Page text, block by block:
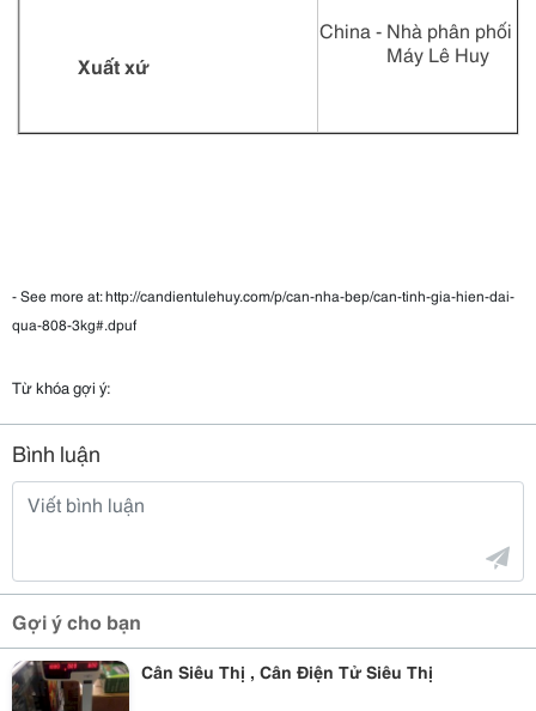
Xuất xứ
China - Nhà phân phối
Máy Lê Huy
- See more at: http://candientulehuy.com/p/can-nha-bep/can-tinh-gia-hien-dai-
qua-808-3kg#.dpuf
Từ khóa gợi ý:
Bình luận
Gợi ý cho bạn
Cân Siêu Thị , Cân Điện Tử Siêu Thị